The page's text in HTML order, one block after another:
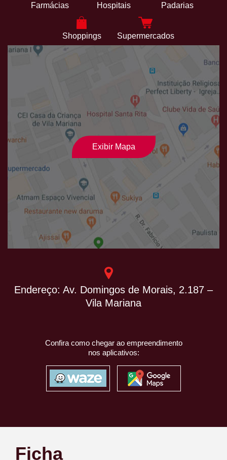
Farmácias Hospitais Padarias
Shoppings Supermercados
Exibir Mapa
Endereço: Av. Domingos de Morais, 2.187 –
Vila Mariana
Confira como chegar ao empreendimento
nos aplicativos:
Ficha